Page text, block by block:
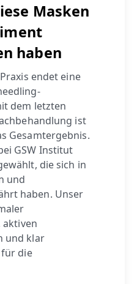
Masken
haben
endet eine
dem letzten
ist
Gesamtergebnis.
GSW Institut
die sich in
und
haben. Unser
und klar
die